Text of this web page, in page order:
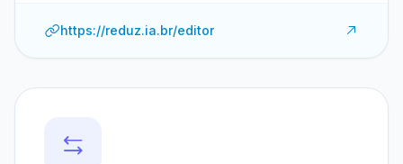
https://reduz.ia.br/editor